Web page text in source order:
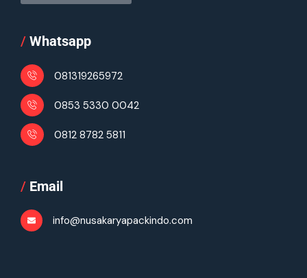
/ Whatsapp
081319265972
0853 5330 0042
0812 8782 5811
/ Email
info@nusakaryapackindo.com